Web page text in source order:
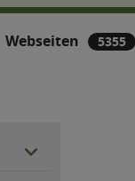
Webseiten 5355